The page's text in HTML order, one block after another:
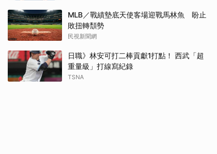
MLB／戰績墊底天使客場迎戰馬林魚 盼止
敗扭轉頹勢
民視新聞網
日職》林安可打二棒貢獻1打點！ 西武「超
重量級」打線寫紀錄
TSNA